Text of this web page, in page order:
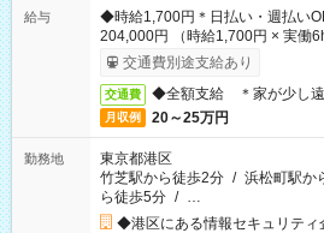
給与
◆時給1,700円＊日払い・週払い
204,000円 （時給1,700円 × 実働
交通費別途支給あり
交通費 ◆全額支給 ＊家が少し遠
月収例 20～25万円
勤務地
東京都港区
竹芝駅から徒歩2分 / 浜松町駅か
ら徒歩5分 / …
◆港区にある情報セキュリティ